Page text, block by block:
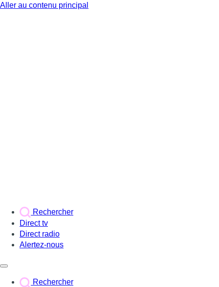
Aller au contenu principal
Rechercher
Direct tv
Direct radio
Alertez-nous
Rechercher